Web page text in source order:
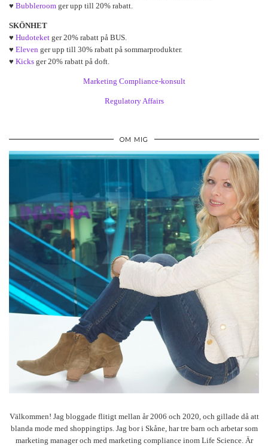
♥ Bubbleroom ger upp till 20% rabatt.
SKÖNHET
♥ Hudoteket ger 20% rabatt på BUS.
♥ Eleven ger upp till 30% rabatt på sommarprodukter.
♥ Kicks ger 20% rabatt på doft.
Marketing Compliance-konsult
Regulatory Affairs
OM MIG
Välkommen! Jag bloggade flitigt mellan år 2006 och 2020, och gillade då att
blanda mode med shoppingtips. Jag bor i Skåne, har tre barn och arbetar som
marketing manager och med marketing compliance inom Life Science. Är